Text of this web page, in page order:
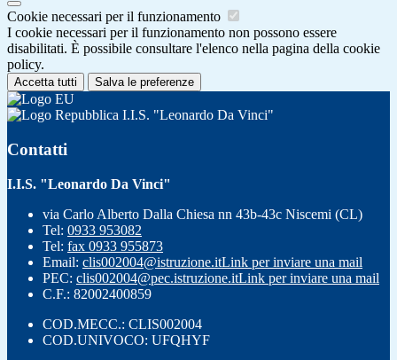
Cookie necessari per il funzionamento
I cookie necessari per il funzionamento non possono essere
disabilitati. È possibile consultare l'elenco nella pagina della cookie
policy.
Accetta tutti Salva le preferenze
I.I.S. "Leonardo Da Vinci"
Contatti
I.I.S. "Leonardo Da Vinci"
via Carlo Alberto Dalla Chiesa nn 43b-43c Niscemi (CL)
Tel: 0933 953082
Tel: fax 0933 955873
Email: clis002004@istruzione.itLink per inviare una mail
PEC: clis002004@pec.istruzione.itLink per inviare una mail
C.F.: 82002400859
COD.MECC.: CLIS002004
COD.UNIVOCO: UFQHYF